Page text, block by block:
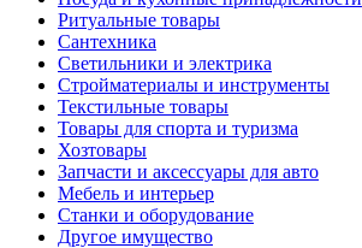
Ритуальные товары
Сантехника
Светильники и электрика
Стройматериалы и инструменты
Текстильные товары
Товары для спорта и туризма
Хозтовары
Запчасти и аксессуары для авто
Мебель и интерьер
Станки и оборудование
Другое имущество